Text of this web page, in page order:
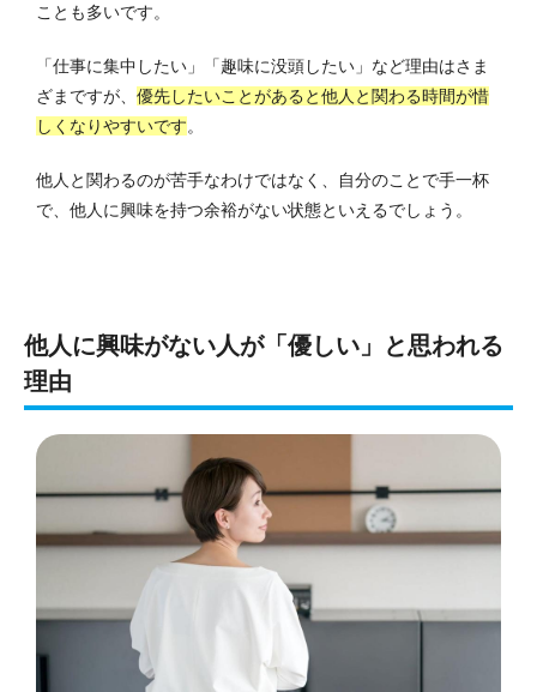
ことも多いです。
「仕事に集中したい」「趣味に没頭したい」など理由はさま
ざまですが、 優先したいことがあると他人と関わる時間が惜
しくなりやすいです。
他人と関わるのが苦手なわけではなく、自分のことで手一杯
で、他人に興味を持つ余裕がない状態といえるでしょう。
他人に興味がない人が「優しい」と思われる
理由